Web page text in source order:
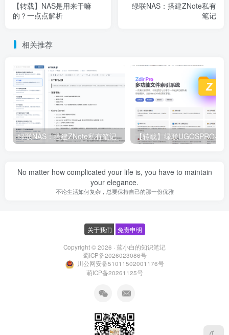
【转载】NAS是用来干嘛
的？一点点解析
绿联NAS：搭建ZNote私有
笔记
相关推荐
绿联NAS：搭建ZNote私有笔记
No matter how complicated your life is, you have to maintain
your elegance.
不论生活如何复杂，总要保持自己的那一份优雅
关于我们 免责申明
Copyright © 2026 · 蓝小白的知识笔记
蜀ICP备2026023086号
川公网安备51011502001176号
萌ICP备20261125号